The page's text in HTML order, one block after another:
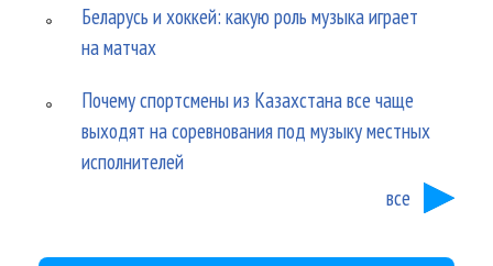
Беларусь и хоккей: какую роль музыка играет
на матчах
Почему спортсмены из Казахстана все чаще
выходят на соревнования под музыку местных
исполнителей
все